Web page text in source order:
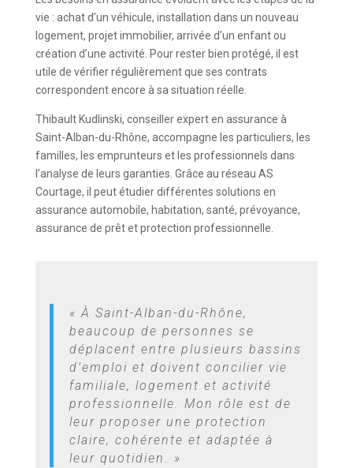
vie : achat d’un véhicule, installation dans un nouveau
logement, projet immobilier, arrivée d’un enfant ou
création d’une activité. Pour rester bien protégé, il est
utile de vérifier régulièrement que ses contrats
correspondent encore à sa situation réelle.
Thibault Kudlinski, conseiller expert en assurance à
Saint-Alban-du-Rhône, accompagne les particuliers, les
familles, les emprunteurs et les professionnels dans
l’analyse de leurs garanties. Grâce au réseau AS
Courtage, il peut étudier différentes solutions en
assurance automobile, habitation, santé, prévoyance,
assurance de prêt et protection professionnelle.
« À Saint-Alban-du-Rhône,
beaucoup de personnes se
déplacent entre plusieurs bassins
d’emploi et doivent concilier vie
familiale, logement et activité
professionnelle. Mon rôle est de
leur proposer une protection
claire, cohérente et adaptée à
leur quotidien. »